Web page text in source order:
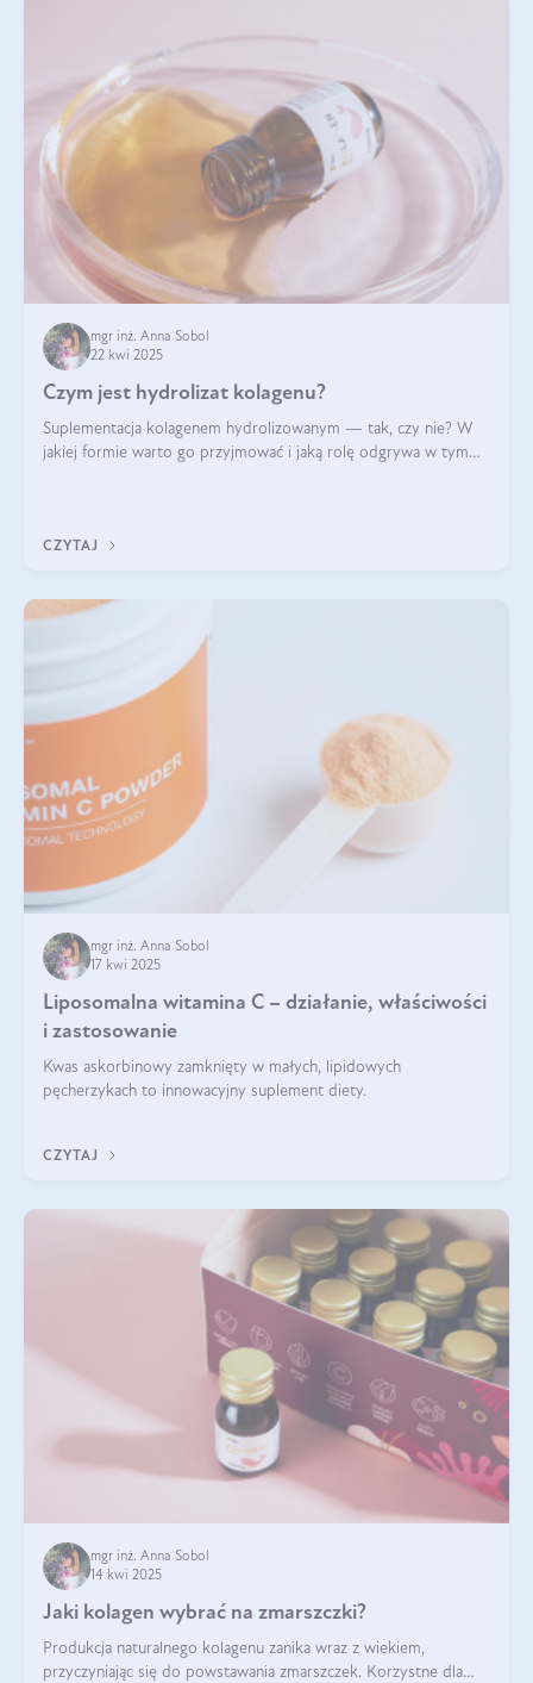
mgr inż. Anna Sobol
22 kwi 2025
Czym jest hydrolizat kolagenu?
Suplementacja kolagenem hydrolizowanym — tak, czy nie? W
jakiej formie warto go przyjmować i jaką rolę odgrywa w tym
CZYTAJ
mgr inż. Anna Sobol
17 kwi 2025
Liposomalna witamina C – działanie, właściwości
i zastosowanie
Kwas askorbinowy zamknięty w małych, lipidowych
pęcherzykach to innowacyjny suplement diety.
CZYTAJ
mgr inż. Anna Sobol
14 kwi 2025
Jaki kolagen wybrać na zmarszczki?
Produkcja naturalnego kolagenu zanika wraz z wiekiem,
przyczyniając się do powstawania zmarszczek. Korzystne dla